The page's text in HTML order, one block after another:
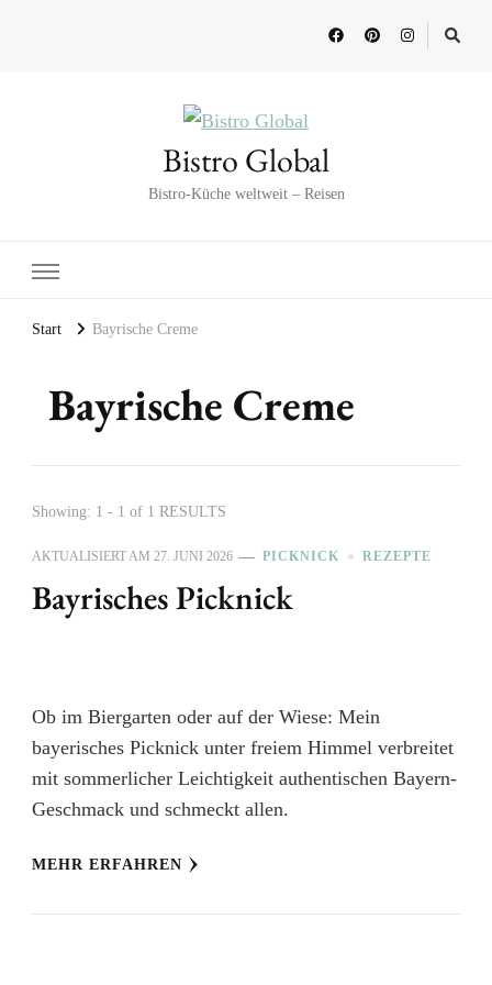
Bistro Global
Bistro-Küche weltweit – Reisen
Start Bayrische Creme
Bayrische Creme
Showing: 1 - 1 of 1 RESULTS
AKTUALISIERT AM 27. JUNI 2026 PICKNICK REZEPTE
Bayrisches Picknick
Ob im Biergarten oder auf der Wiese: Mein
bayerisches Picknick unter freiem Himmel verbreitet
mit sommerlicher Leichtigkeit authentischen Bayern-
Geschmack und schmeckt allen.
MEHR ERFAHREN